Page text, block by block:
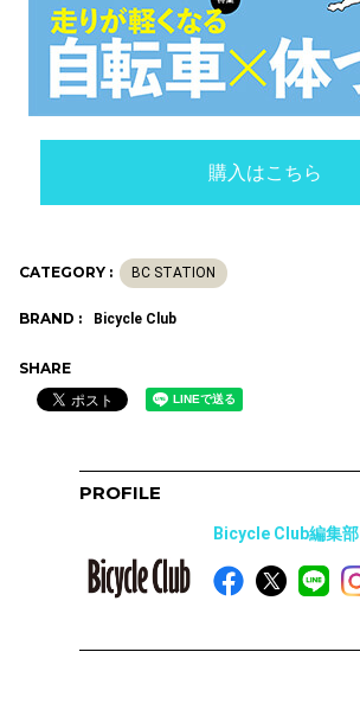
購入はこちら
CATEGORY : BC STATION
BRAND : Bicycle Club
SHARE
PROFILE
Bicycle Club編集部